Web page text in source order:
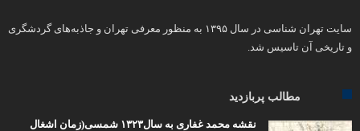
سایت تهران شناسی در سال ۱۳۹۵ به منظور معرفی تهران و جاذبه‌های گردشگری
و تاریخی آن تاسیس شد.
مطالب پربازدید
نقشه محمد غفاری به سال۱۳۲۳ شمسی(زمان اشغال